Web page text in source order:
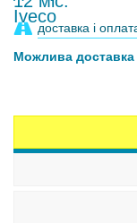
доставка і
Можлива